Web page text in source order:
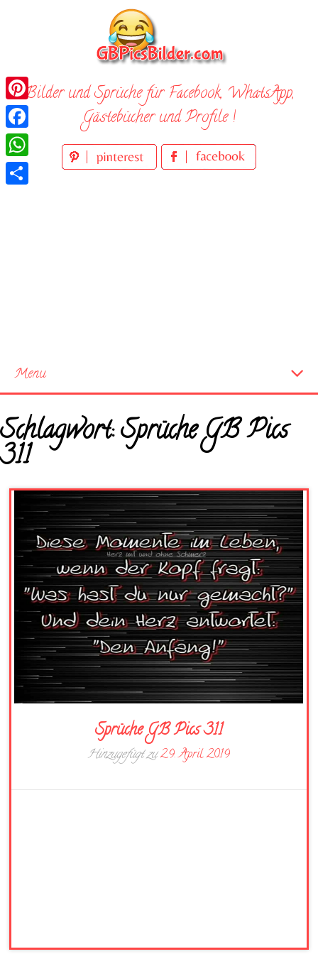
Bilder und Sprüche für Facebook, WhatsApp,
Gästebücher und Profile !
Menu
Startseite
Neue Bilder
Schlagwort:Sprüche GB Pics
311
Sprüche GB Pics 311
Hinzugefügt zu29. April 2019
Pinterest
Facebook
WhatsApp